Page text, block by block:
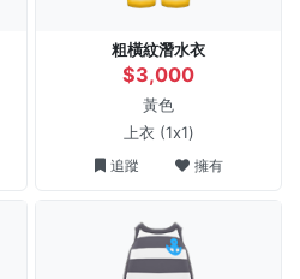
粗橫紋潛水衣
$3,000
黃色
上衣 (1x1)
追蹤 擁有